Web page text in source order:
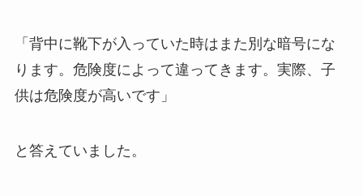
「背中に靴下が入っていた時はまた別な暗号にな
ります。危険度によって違ってきます。実際、子
供は危険度が高いです」
と答えていました。